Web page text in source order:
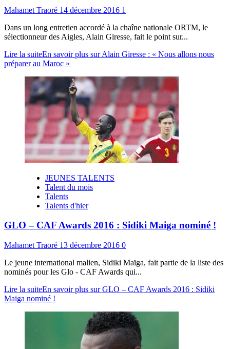
Mahamet Traoré 14 décembre 2016 1
Dans un long entretien accordé à la chaîne nationale ORTM, le
sélectionneur des Aigles, Alain Giresse, fait le point sur...
Lire la suiteEn savoir plus sur Alain Giresse : « Nous allons nous
préparer au Maroc »
JEUNES TALENTS
Talent du mois
Talents
Talents d'hier
GLO – CAF Awards 2016 : Sidiki Maiga nominé !
Mahamet Traoré 13 décembre 2016 0
Le jeune international malien, Sidiki Maïga, fait partie de la liste des
nominés pour les Glo - CAF Awards qui...
Lire la suiteEn savoir plus sur GLO – CAF Awards 2016 : Sidiki
Maiga nominé !